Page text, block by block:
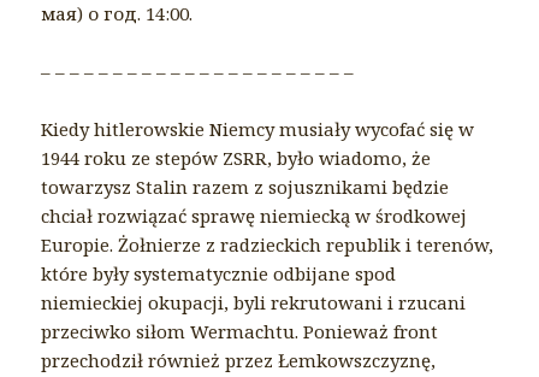
мая) о год. 14:00.
– – – – – – – – – – – – – – – – – – – – – –
Kiedy hitlerowskie Niemcy musiały wycofać się w
1944 roku ze stepów ZSRR, było wiadomo, że
towarzysz Stalin razem z sojusznikami będzie
chciał rozwiązać sprawę niemiecką w środkowej
Europie. Żołnierze z radzieckich republik i terenów,
które były systematycznie odbijane spod
niemieckiej okupacji, byli rekrutowani i rzucani
przeciwko siłom Wermachtu. Ponieważ front
przechodził również przez Łemkowszczyznę,